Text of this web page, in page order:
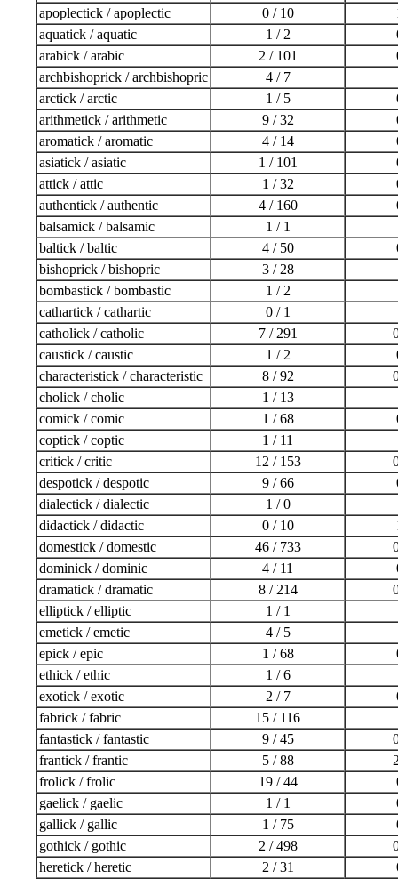
apoplectick / apoplectic
0 / 10
aquatick / aquatic
1 / 2
arabick / arabic
2 / 101
archbishoprick / archbishopric
4 / 7
arctick / arctic
1 / 5
arithmetick / arithmetic
9 / 32
aromatick / aromatic
4 / 14
asiatick / asiatic
1 / 101
attick / attic
1 / 32
authentick / authentic
4 / 160
balsamick / balsamic
1 / 1
baltick / baltic
4 / 50
bishoprick / bishopric
3 / 28
bombastick / bombastic
1 / 2
cathartick / cathartic
0 / 1
catholick / catholic
7 / 291
caustick / caustic
1 / 2
characteristick / characteristic
8 / 92
cholick / cholic
1 / 13
comick / comic
1 / 68
coptick / coptic
1 / 11
critick / critic
12 / 153
despotick / despotic
9 / 66
dialectick / dialectic
1 / 0
didactick / didactic
0 / 10
domestick / domestic
46 / 733
dominick / dominic
4 / 11
dramatick / dramatic
8 / 214
elliptick / elliptic
1 / 1
emetick / emetic
4 / 5
epick / epic
1 / 68
ethick / ethic
1 / 6
exotick / exotic
2 / 7
fabrick / fabric
15 / 116
fantastick / fantastic
9 / 45
frantick / frantic
5 / 88
frolick / frolic
19 / 44
gaelick / gaelic
1 / 1
gallick / gallic
1 / 75
gothick / gothic
2 / 498
heretick / heretic
2 / 31